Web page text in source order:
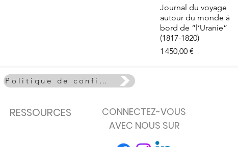
Aperçu rapide
Journal du voyage
autour du monde à
bord de “l’Uranie”
(1817-1820)
Prix
1 450,00 €
Politique de confidentialité
RESSOURCES
CONNECTEZ-VOUS
AVEC NOUS SUR